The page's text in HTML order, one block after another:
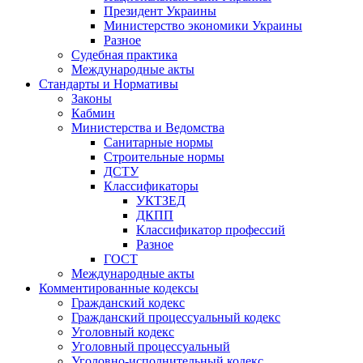
Президент Украины
Министерство экономики Украины
Разное
Судебная практика
Международные акты
Стандарты и Нормативы
Законы
Кабмин
Министерства и Ведомства
Санитарные нормы
Строительные нормы
ДСТУ
Классификаторы
УКТЗЕД
ДКПП
Классификатор профессий
Разное
ГОСТ
Международные акты
Комментированные кодексы
Гражданский кодекс
Гражданский процессуальный кодекс
Уголовный кодекс
Уголовный процессуальный